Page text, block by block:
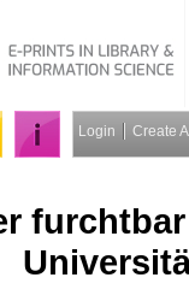
Login Create